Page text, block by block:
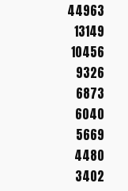
44963
13149
10456
9326
6873
6040
5669
4480
3402